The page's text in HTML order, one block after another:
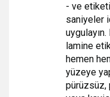
- ve
saniyeler
lamine
hemen
yüzeye
pürüzsüz,